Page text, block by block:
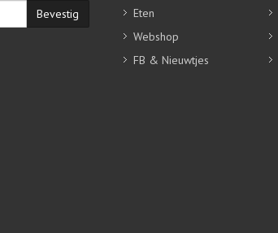
Bevestig
Eten
Webshop
FB & Nieuwtjes